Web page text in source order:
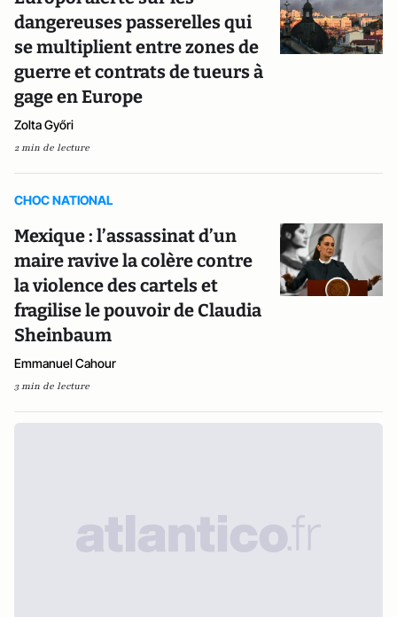
dangereuses passerelles qui
se multiplient entre zones de
guerre et contrats de tueurs à
gage en Europe
Zolta Győri
2 min de lecture
CHOC NATIONAL
Mexique : l’assassinat d’un
maire ravive la colère contre
la violence des cartels et
fragilise le pouvoir de Claudia
Sheinbaum
Emmanuel Cahour
3 min de lecture